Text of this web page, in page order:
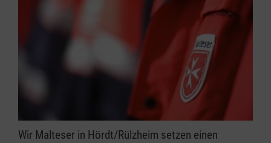
Wir Malteser in Hördt/Rülzheim setzen einen